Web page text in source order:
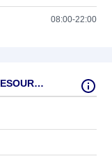
08:00-22:00
Fundamentale Kennzahlen MKANGO RESOURCES LTD.